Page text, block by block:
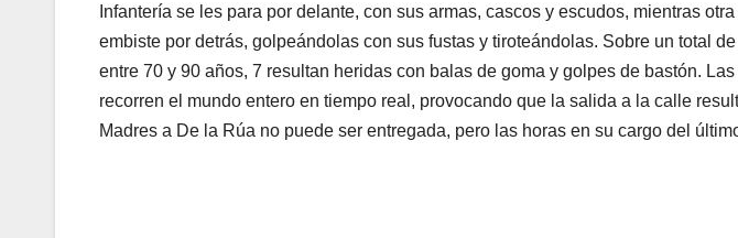
Infantería se les para por delante, con sus armas, cascos y escudos, mientras
embiste por detrás, golpeándolas con sus fustas y tiroteándolas. Sobre un total
entre 70 y 90 años, 7 resultan heridas con balas de goma y golpes de bastón.
recorren el mundo entero en tiempo real, provocando que la salida a la calle
Madres a De la Rúa no puede ser entregada, pero las horas en su cargo del